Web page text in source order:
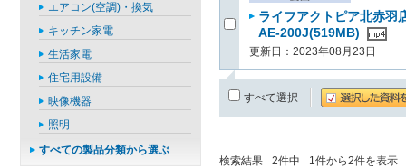
ライフアクトピア北赤羽
AE-200J(519MB)
更新日：2023年08月23日
すべて選択
検索結果 2件中 1件から2件を表示
エアコン(空調)・換気
キッチン家電
生活家電
住宅用設備
映像機器
照明
すべての製品分類から選ぶ